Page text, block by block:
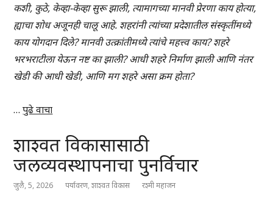
कशी, कुठे, केव्हा-केव्हा सुरू झाली, त्यामागच्या मानवी प्रेरणा काय होत्या,
ह्याचा शोध अजूनही चालू आहे. शहरांनी त्यांच्या प्रदेशातील संस्कृतींमध्ये
काय योगदान दिले? मानवी उत्क्रांतीमध्ये त्यांचे महत्त्व काय? शहरे
भरभराटीला येऊन नष्ट का झाली? आधी शहरे निर्माण झाली आणि नंतर
खेडी की आधी खेडी, आणि मग शहरे असा क्रम होता?
…पुढे वाचा
शाश्वत विकासासाठी
जलव्यवस्थापनाचा पुनर्विचार
जुलै, 5, 2026 पर्यावरण,शाश्वत विकास रश्मी महाजन